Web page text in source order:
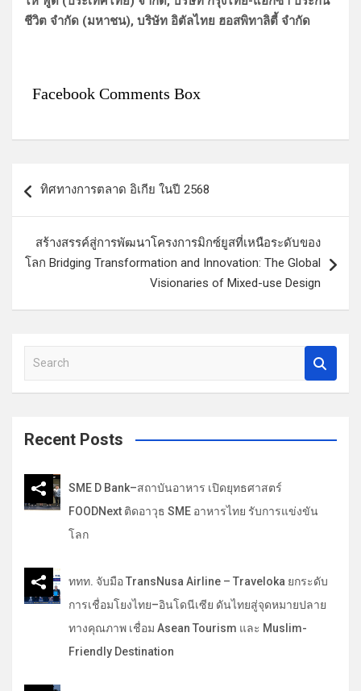
ชีวิต จำกัด (มหาชน), บริษัท อิตัลไทย ฮอสพิทาลิตี้ จำกัด
Facebook Comments Box
ว
ทิศทางการตลาด อิเกีย ในปี 2568
สร้างสรรค์สู่การพัฒนาโครงการมิกซ์ยูสที่เหนือระดับของ
โลก Bridging Transformation and Innovation: The Global
Visionaries of Mixed-use Design
a
c
Recent Posts
SME D Bank–สถาบันอาหาร เปิดยุทธศาสตร์
FOODNext ติดอาวุธ SME อาหารไทย รับการแข่งขัน
โลก
ททท. จับมือ TransNusa Airline – Traveloka ยกระดับ
การเชื่อมโยงไทย–อินโดนีเซีย ดันไทยสู่จุดหมายปลาย
ทางคุณภาพ เชื่อม Asean Tourism และ Muslim-
Friendly Destination